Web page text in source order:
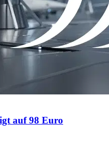
auf 98 Euro